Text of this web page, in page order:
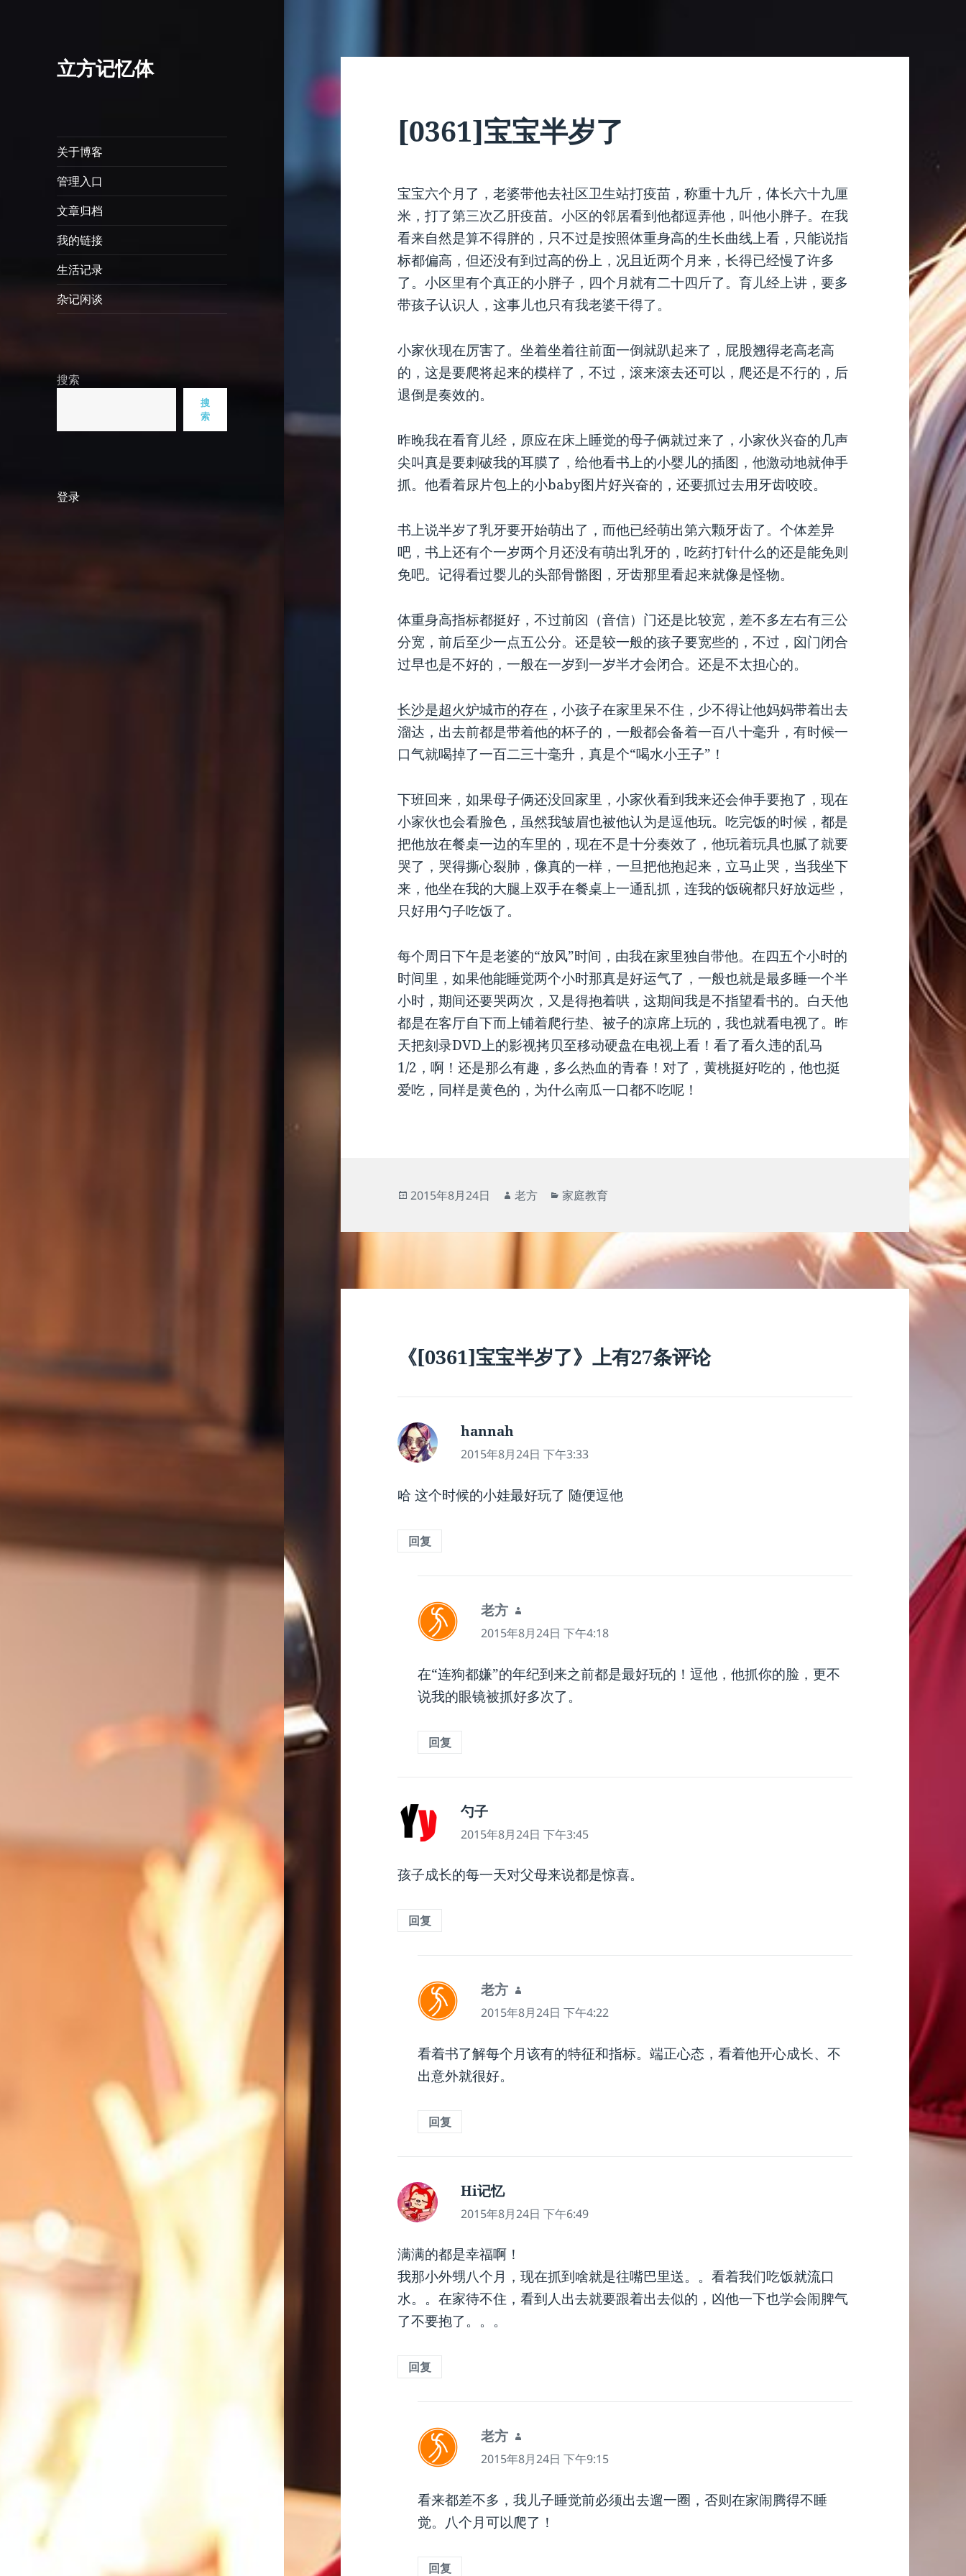
立方记忆体
关于博客
管理入口
文章归档
我的链接
生活记录
杂记闲谈
搜索
搜
索
登录
[0361]宝宝半岁了
宝宝六个月了，老婆带他去社区卫生站打疫苗，称重十九斤，体长六十九厘
米，打了第三次乙肝疫苗。小区的邻居看到他都逗弄他，叫他小胖子。在我
看来自然是算不得胖的，只不过是按照体重身高的生长曲线上看，只能说指
标都偏高，但还没有到过高的份上，况且近两个月来，长得已经慢了许多
了。小区里有个真正的小胖子，四个月就有二十四斤了。育儿经上讲，要多
带孩子认识人，这事儿也只有我老婆干得了。
小家伙现在厉害了。坐着坐着往前面一倒就趴起来了，屁股翘得老高老高
的，这是要爬将起来的模样了，不过，滚来滚去还可以，爬还是不行的，后
退倒是奏效的。
昨晚我在看育儿经，原应在床上睡觉的母子俩就过来了，小家伙兴奋的几声
尖叫真是要刺破我的耳膜了，给他看书上的小婴儿的插图，他激动地就伸手
抓。他看着尿片包上的小baby图片好兴奋的，还要抓过去用牙齿咬咬。
书上说半岁了乳牙要开始萌出了，而他已经萌出第六颗牙齿了。个体差异
吧，书上还有个一岁两个月还没有萌出乳牙的，吃药打针什么的还是能免则
免吧。记得看过婴儿的头部骨骼图，牙齿那里看起来就像是怪物。
体重身高指标都挺好，不过前囟（音信）门还是比较宽，差不多左右有三公
分宽，前后至少一点五公分。还是较一般的孩子要宽些的，不过，囟门闭合
过早也是不好的，一般在一岁到一岁半才会闭合。还是不太担心的。
长沙是超火炉城市的存在 ，小孩子在家里呆不住，少不得让他妈妈带着出去
溜达，出去前都是带着他的杯子的，一般都会备着一百八十毫升，有时候一
口气就喝掉了一百二三十毫升，真是个“喝水小王子”！
下班回来，如果母子俩还没回家里，小家伙看到我来还会伸手要抱了，现在
小家伙也会看脸色，虽然我皱眉也被他认为是逗他玩。吃完饭的时候，都是
把他放在餐桌一边的车里的，现在不是十分奏效了，他玩着玩具也腻了就要
哭了，哭得撕心裂肺，像真的一样，一旦把他抱起来，立马止哭，当我坐下
来，他坐在我的大腿上双手在餐桌上一通乱抓，连我的饭碗都只好放远些，
只好用勺子吃饭了。
每个周日下午是老婆的“放风”时间，由我在家里独自带他。在四五个小时的
时间里，如果他能睡觉两个小时那真是好运气了，一般也就是最多睡一个半
小时，期间还要哭两次，又是得抱着哄，这期间我是不指望看书的。白天他
都是在客厅自下而上铺着爬行垫、被子的凉席上玩的，我也就看电视了。昨
天把刻录DVD上的影视拷贝至移动硬盘在电视上看！看了看久违的乱马
1/2，啊！还是那么有趣，多么热血的青春！对了，黄桃挺好吃的，他也挺
爱吃，同样是黄色的，为什么南瓜一口都不吃呢！
发
于
2015年8月24日
作
老方
分
家庭教育
《[0361]宝宝半岁了》上有27条评论
hannah
道：
2015年8月24日 下午3:33
哈 这个时候的小娃最好玩了 随便逗他
回复
老方
说
道：
2015年8月24日 下午4:18
在“连狗都嫌”的年纪到来之前都是最好玩的！逗他，他抓你的脸，更不
说我的眼镜被抓好多次了。
回复
勺子
道：
2015年8月24日 下午3:45
孩子成长的每一天对父母来说都是惊喜。
回复
老方
说
道：
2015年8月24日 下午4:22
看着书了解每个月该有的特征和指标。端正心态，看着他开心成长、不
出意外就很好。
回复
Hi记忆说
道：
2015年8月24日 下午6:49
满满的都是幸福啊！
我那小外甥八个月，现在抓到啥就是往嘴巴里送。。看着我们吃饭就流口
水。。在家待不住，看到人出去就要跟着出去似的，凶他一下也学会闹脾气
了不要抱了。。。
回复
老方
说
道：
2015年8月24日 下午9:15
看来都差不多，我儿子睡觉前必须出去遛一圈，否则在家闹腾得不睡
觉。八个月可以爬了！
回复